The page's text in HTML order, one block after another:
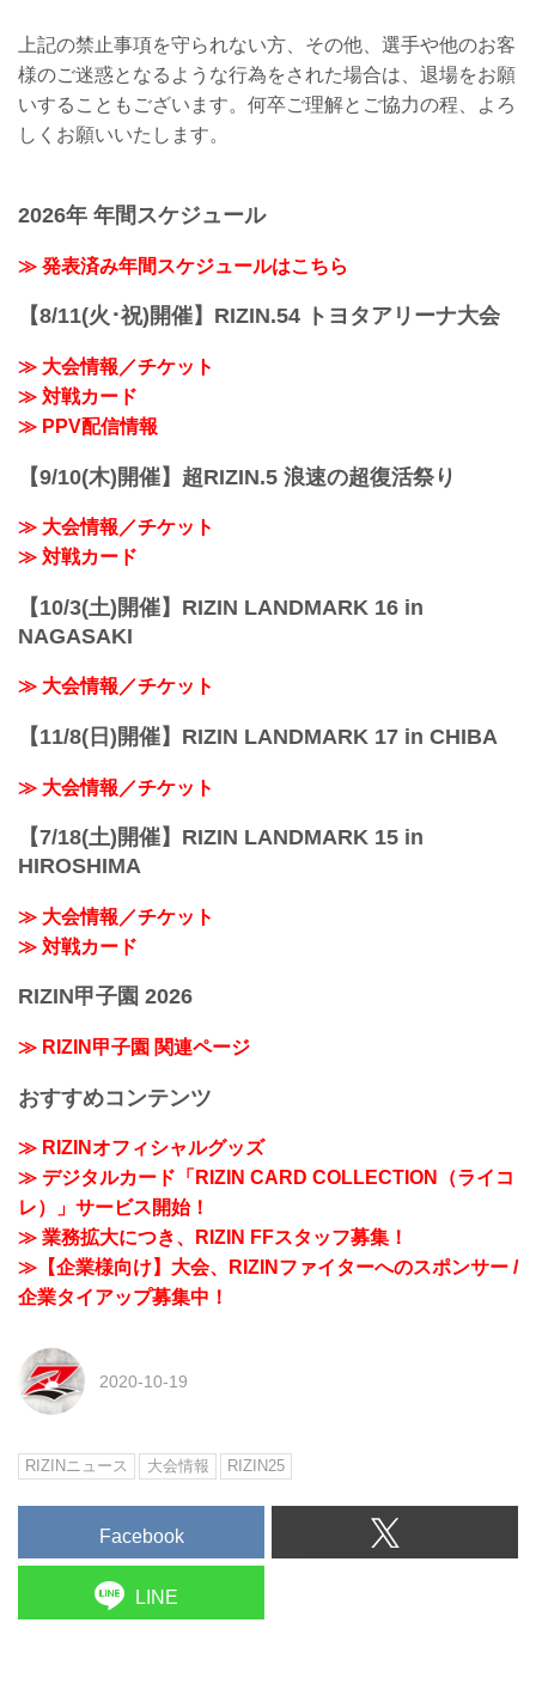
上記の禁止事項を守られない方、その他、選手や他のお客
様のご迷惑となるような行為をされた場合は、退場をお願
いすることもございます。何卒ご理解とご協力の程、よろ
しくお願いいたします。
2026年 年間スケジュール
≫ 発表済み年間スケジュールはこちら
【8/11(火･祝)開催】RIZIN.54 トヨタアリーナ大会
≫ 大会情報／チケット
≫ 対戦カード
≫ PPV配信情報
【9/10(木)開催】超RIZIN.5 浪速の超復活祭り
≫ 大会情報／チケット
≫ 対戦カード
【10/3(土)開催】RIZIN LANDMARK 16 in
NAGASAKI
≫ 大会情報／チケット
【11/8(日)開催】RIZIN LANDMARK 17 in CHIBA
≫ 大会情報／チケット
【7/18(土)開催】RIZIN LANDMARK 15 in
HIROSHIMA
≫ 大会情報／チケット
≫ 対戦カード
RIZIN甲子園 2026
≫ RIZIN甲子園 関連ページ
おすすめコンテンツ
≫ RIZINオフィシャルグッズ
≫ デジタルカード「RIZIN CARD COLLECTION（ライコ
レ）」サービス開始！
≫ 業務拡大につき、RIZIN FFスタッフ募集！
≫【企業様向け】大会、RIZINファイターへのスポンサー /
企業タイアップ募集中！
2020-10-19
RIZINニュース 大会情報 RIZIN25
Facebook
LINE